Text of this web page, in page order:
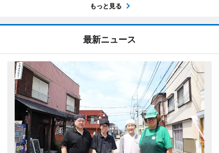
もっと見る
最新ニュース